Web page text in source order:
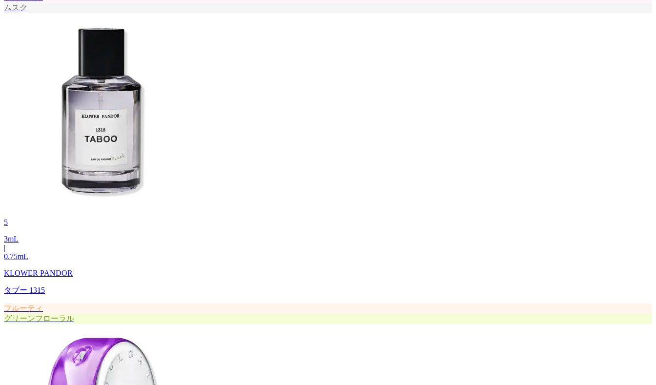
ムスク
5
3mL
|
0.75mL
KLOWER PANDOR
タブー 1315
フルーティ
グリーンフローラル